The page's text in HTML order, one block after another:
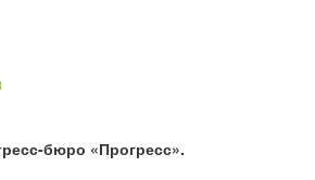
бюро «Прогресс».